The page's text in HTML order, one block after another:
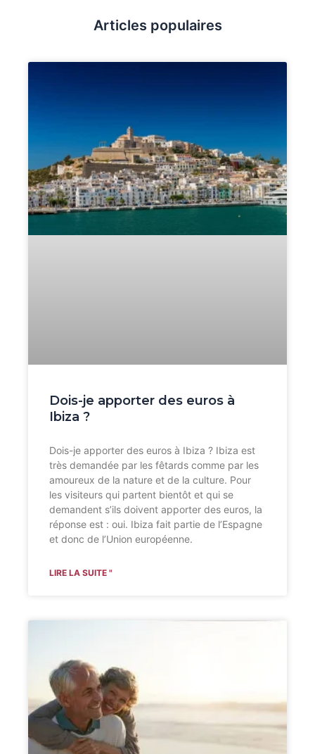
Articles populaires
Dois-je apporter des euros à
Ibiza ?
Dois-je apporter des euros à Ibiza ? Ibiza est
très demandée par les fêtards comme par les
amoureux de la nature et de la culture. Pour
les visiteurs qui partent bientôt et qui se
demandent s’ils doivent apporter des euros, la
réponse est : oui. Ibiza fait partie de l’Espagne
et donc de l’Union européenne.
LIRE LA SUITE "